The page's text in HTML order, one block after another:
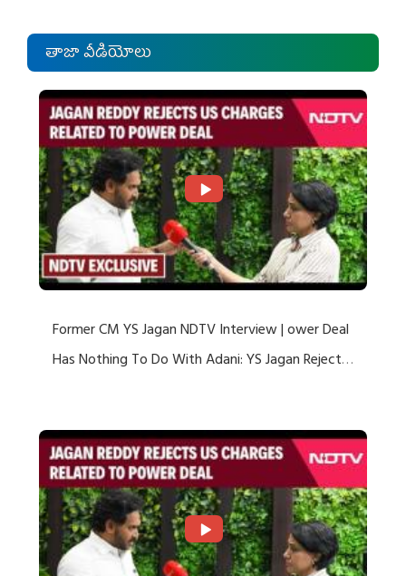
తాజా వీడియోలు
Former CM YS Jagan NDTV Interview | ower Deal
Has Nothing To Do With Adani: YS Jagan Rejects